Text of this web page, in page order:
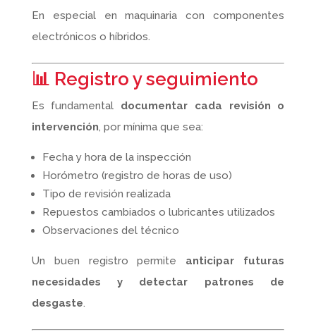
En especial en maquinaria con componentes
electrónicos o híbridos.
📊 Registro y seguimiento
Es fundamental documentar cada revisión o
intervención, por mínima que sea:
Fecha y hora de la inspección
Horómetro (registro de horas de uso)
Tipo de revisión realizada
Repuestos cambiados o lubricantes utilizados
Observaciones del técnico
Un buen registro permite anticipar futuras
necesidades y detectar patrones de
desgaste.